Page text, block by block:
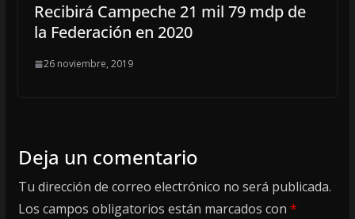
Recibirá Campeche 21 mil 79 mdp de
la Federación en 2020
26 noviembre, 2019
Deja un comentario
Tu dirección de correo electrónico no será publicada.
Los campos obligatorios están marcados con *